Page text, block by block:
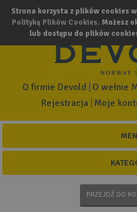
Strona korzysta z plików cookies
Polityką Plików Cookies. Możesz
lub dostępu do plików
Rejestracja Moje
O firmie Devold O wełnie
PRZEJDŹ DO